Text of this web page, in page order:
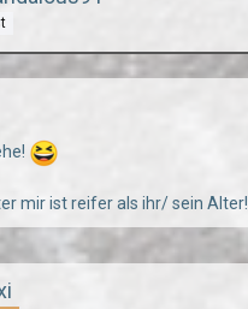
mir ist reifer als ihr/ sein Alter!